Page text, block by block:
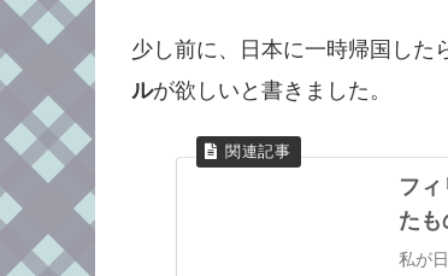
少し前に、日本に一時帰国した
ルが欲しいと書きました。
フ
たも
私が